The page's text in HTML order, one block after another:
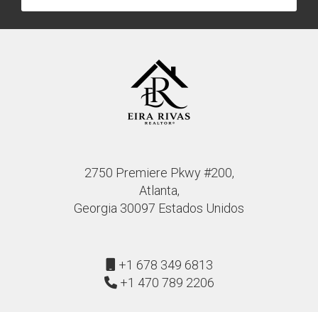
2750 Premiere Pkwy #200,
Atlanta,
Georgia 30097 Estados Unidos
+1 678 349 6813
+1 470 789 2206